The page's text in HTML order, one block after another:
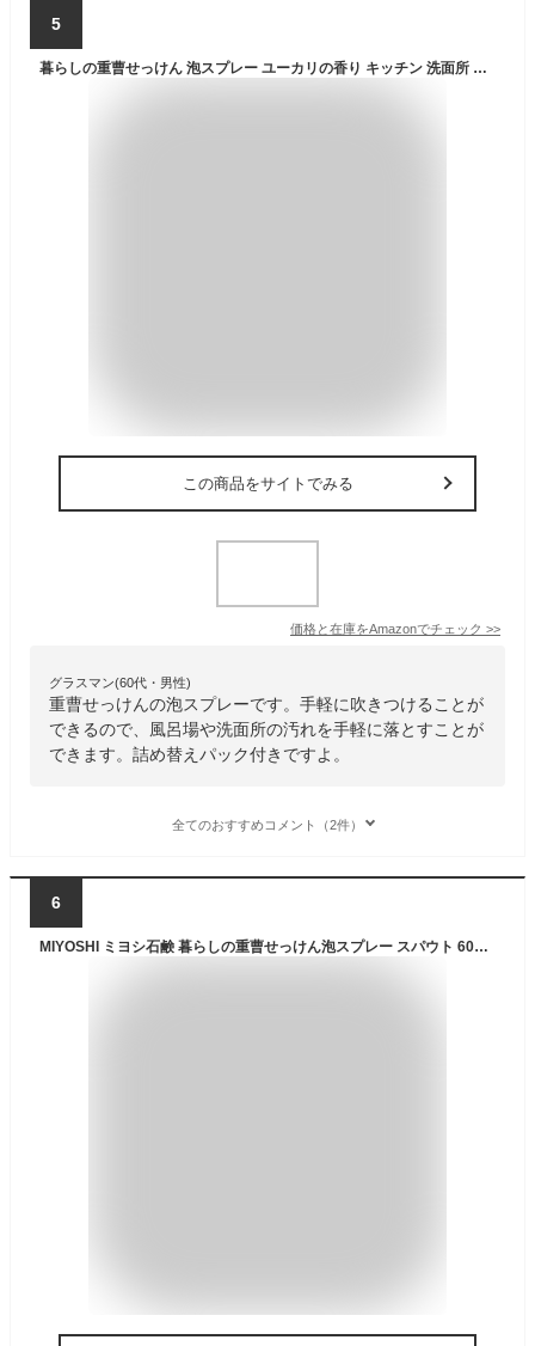
5
暮らしの重曹せっけん 泡スプレー ユーカリの香り キッチン 洗面所 お風呂 掃除 azzurylifeオリジナルティッシュ付 (本体280ml 1本+詰替600ml 1個 セット)
この商品をサイトでみる
価格と在庫をAmazonでチェック >>
グラスマン(60代・男性)
重曹せっけんの泡スプレーです。手軽に吹きつけることが
できるので、風呂場や洗面所の汚れを手軽に落とすことが
できます。詰め替えパック付きですよ。
全てのおすすめコメント（2件）
6
MIYOSHI ミヨシ石鹸 暮らしの重曹せっけん泡スプレー スパウト 600mL